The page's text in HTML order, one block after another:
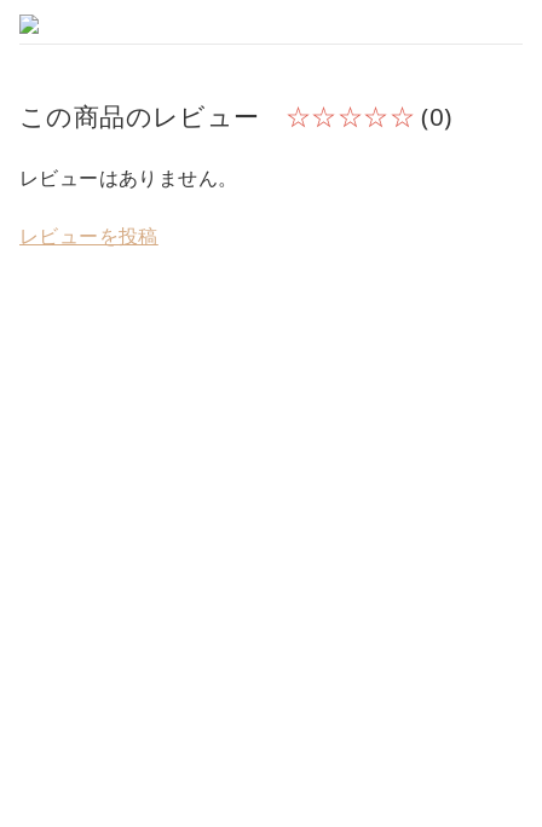
この商品のレビュー ☆☆☆☆☆(0)
レビューはありません。
レビューを投稿